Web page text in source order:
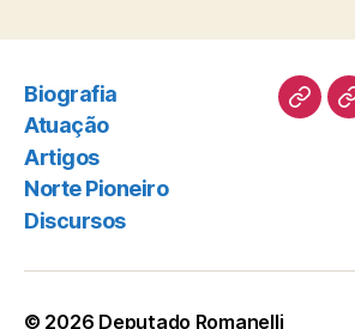
Biografia
Atuação
Artigos
Norte Pioneiro
Discursos
© 2026 Deputado Romanelli